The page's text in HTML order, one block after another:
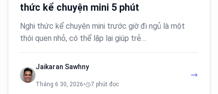
thức kể chuyện mini 5 phút
Nghi thức kể chuyện mini trước giờ đi ngủ là một
thói quen nhỏ, có thể lặp lại giúp trẻ…
Jaikaran Sawhny
Tháng 6 30, 2026• 7 phút đọc